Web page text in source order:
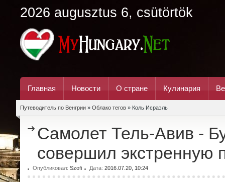
2026 augusztus 6, csütörtök
Главная Новости О стране Кулинария
Путеводитель по Венгрии » Облако тегов » Коль Исраэль
Самолет Тель-Авив -
совершил экстренную
Опубликовал: Szofi Дата: 2016.07.20, 10:24